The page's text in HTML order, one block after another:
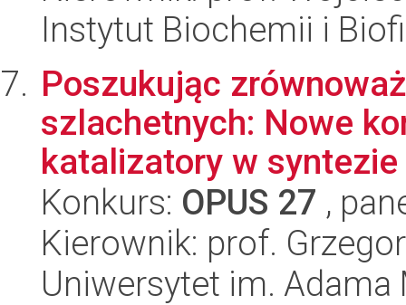
Instytut Biochemii i
Poszukując
szlachetnych: Nowe
katalizatory w
Konkurs: OPUS 27 ,
Kierownik: prof.
Uniwersytet im.